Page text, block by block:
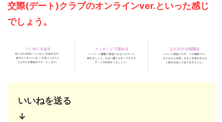
交際(デート)クラブのオンラインver.といった感じ
でしょう。
いいねを送る
↓